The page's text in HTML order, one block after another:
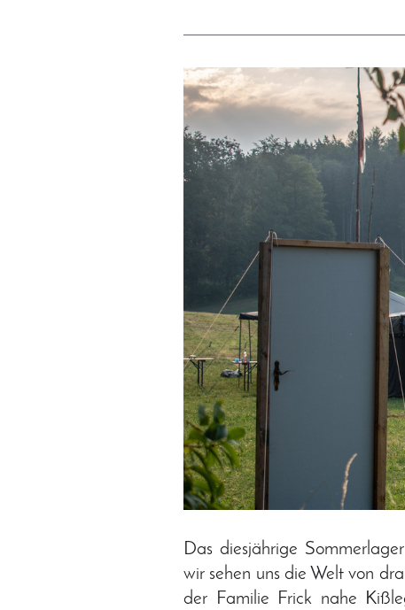
Das diesjährige
wir sehen uns die Welt von
der Familie Frick nahe